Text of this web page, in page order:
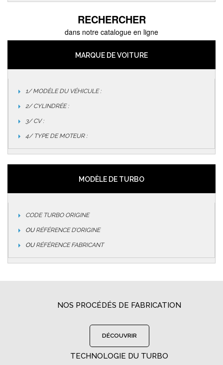
RECHERCHER
dans notre catalogue en ligne
MARQUE DE VOITURE
1/ MODÈLE DU VÉHICULE :
2/ CYLINDRÉE :
3/ CV :
4/ TYPE DE MOTEUR :
MODÈLE DE TURBO
CODE TURBO ORIGINE
OURÉFÉRENCE D’ORIGINE
OURÉFÉRENCE FABRICANT
NOS PROCÉDÉS DE FABRICATION
DÉCOUVRIR
TECHNOLOGIE DU TURBO